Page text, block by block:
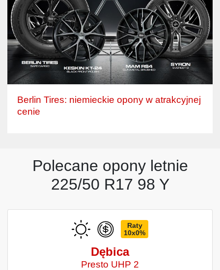
Berlin Tires: niemieckie opony w atrakcyjnej
cenie
Polecane opony letnie
225/50 R17 98 Y
Raty
10x0%
Dębica
Presto UHP 2